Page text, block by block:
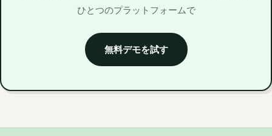
ひとつのプラットフォームで
無料デモを試す